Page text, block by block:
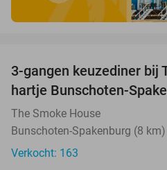
3-gangen keuzediner bij
hartje Bunschoten-
The Smoke House
Bunschoten-Spakenburg (8 km)
Verkocht: 163